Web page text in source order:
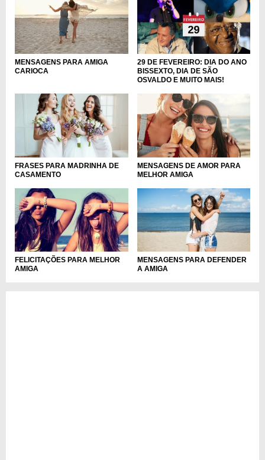
MENSAGENS PARA AMIGA
CARIOCA
29 DE FEVEREIRO: DIA DO ANO
BISSEXTO, DIA DE SÃO
OSVALDO E MUITO MAIS!
FRASES PARA MADRINHA DE
CASAMENTO
MENSAGENS DE AMOR PARA
MELHOR AMIGA
FELICITAÇÕES PARA MELHOR
AMIGA
MENSAGENS PARA DEFENDER
A AMIGA